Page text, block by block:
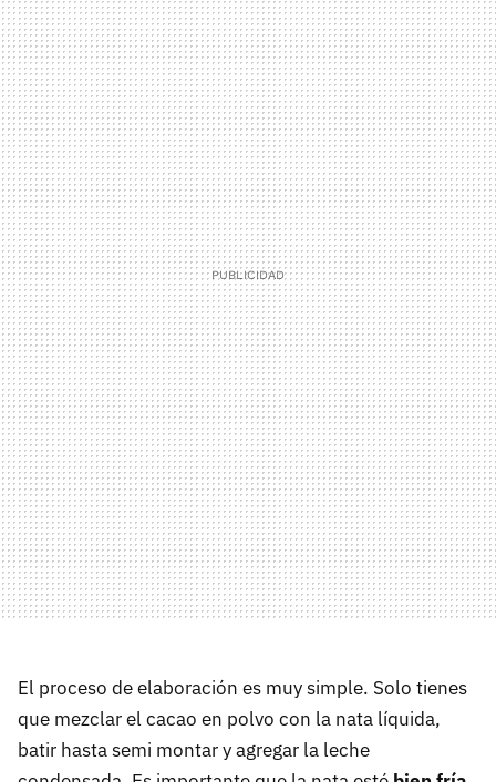
El proceso de elaboración es muy simple. Solo tienes
que mezclar el cacao en polvo con la nata líquida,
batir hasta semi montar y agregar la leche